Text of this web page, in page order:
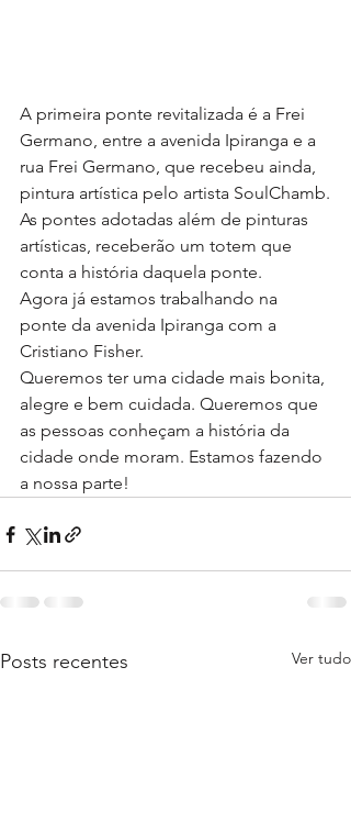
A primeira ponte revitalizada é a Frei
Germano, entre a avenida Ipiranga e a
rua Frei Germano, que recebeu ainda,
pintura artística pelo artista SoulChamb.
As pontes adotadas além de pinturas
artísticas, receberão um totem que
conta a história daquela ponte.
Agora já estamos trabalhando na
ponte da avenida Ipiranga com a
Cristiano Fisher.
Queremos ter uma cidade mais bonita,
alegre e bem cuidada. Queremos que
as pessoas conheçam a história da
cidade onde moram. Estamos fazendo
a nossa parte!
Posts recentes Ver tudo